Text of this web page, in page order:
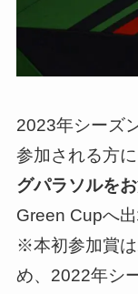
2023年シーズ
参加される方に
グパラソルをお
Green Cupへ
※本初参加賞
め、2022年シ